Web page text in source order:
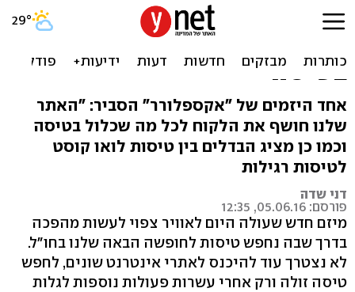
התעלומה נפתרת: כמה
תוסיפו על מזוודה ואוכל
בטיסה
אחד היזמים של "אקספלורר" הסביר: "האתר
שלנו חושף את הלקוח לכל מה שכלול בטיסה
וכמו כן מציג הבדלים בין טיסות לואו קוסט
לטיסות רגילות
דני שדה
פורסם: 05.06.16, 12:35
מיזם חדש שעולה היום לאוויר צפוי לעשות מהפכה
בדרך שבה נחפש טיסות לחופשה הבאה שלנו בחו"ל.
לא נצטרך עוד להיכנס לאתרי אינטרנט שונים, לחפש
טיסה זולה ורק אחרי עשרות פעולות נוספות לגלות